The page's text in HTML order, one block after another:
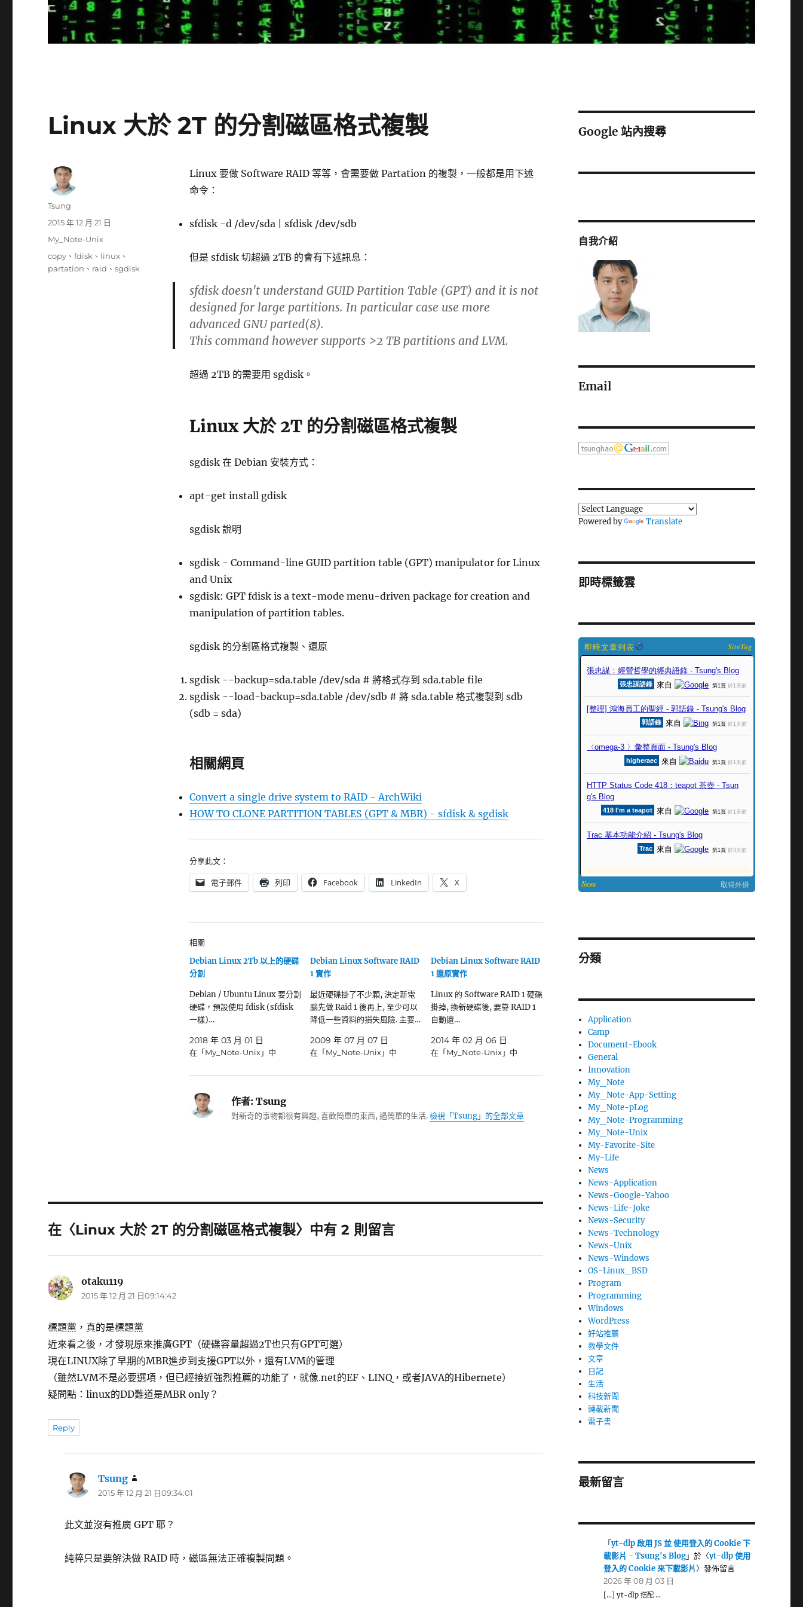
Linux 大於 2T 的分割磁區格式複製
Linux 要做 Software RAID 等等，會需要做 Partation 的複製，一般都是用下述
命令：
sfdisk -d /dev/sda | sfdisk /dev/sdb
但是 sfdisk 切超過 2TB 的會有下述訊息：
sfdisk doesn't understand GUID Partition Table (GPT) and it is not
designed for large partitions. In particular case use more
advanced GNU parted(8).
This command however supports >2 TB partitions and LVM.
超過 2TB 的需要用 sgdisk。
Linux 大於 2T 的分割磁區格式複製
sgdisk 在 Debian 安裝方式：
apt-get install gdisk
sgdisk 說明
sgdisk - Command-line GUID partition table (GPT) manipulator for Linux
and Unix
sgdisk: GPT fdisk is a text-mode menu-driven package for creation and
manipulation of partition tables.
sgdisk 的分割區格式複製、還原
sgdisk --backup=sda.table /dev/sda # 將格式存到 sda.table file
sgdisk --load-backup=sda.table /dev/sdb # 將 sda.table 格式複製到 sdb
(sdb = sda)
相關網頁
Convert a single drive system to RAID - ArchWiki
HOW TO CLONE PARTITION TABLES (GPT & MBR) - sfdisk & sgdisk
分享此文：
電子郵件 列印 Facebook LinkedIn X
相關
Debian Linux 2Tb 以上的硬碟
分割
Debian / Ubuntu Linux 要分割
硬碟，預設使用 fdisk (sfdisk
一樣)…
2018 年 03 月 01 日
在「My_Note-Unix」中
Debian Linux Software RAID
1 實作
最近硬碟掛了不少顆, 決定新電
腦先做 Raid 1 後再上, 至少可以
降低一些資料的損失風險. 主要…
2009 年 07 月 07 日
在「My_Note-Unix」中
Debian Linux Software RAID
1 還原實作
Linux 的 Software RAID 1 硬碟
掛掉, 換新硬碟後, 要靠 RAID 1
自動還…
2014 年 02 月 06 日
在「My_Note-Unix」中
作者:Tsung
對新奇的事物都很有興趣, 喜歡簡單的東西, 過簡單的生活.檢視「Tsung」的全部文章
作
Tsung
發
日
期:
2015 年 12 月 21 日
分
My_Note-Unix
標
籤
copy 、fdisk 、 linux 、
partation 、 raid 、sgdisk
在〈Linux 大於 2T 的分割磁區格式複製〉中有 2 則留言
otaku119
示:
2015 年 12 月 21 日09:14:42
標題黨，真的是標題黨
近來看之後，才發現原來推廣GPT（硬碟容量超過2T也只有GPT可選）
現在LINUX除了早期的MBR進步到支援GPT以外，還有LVM的管理
（雖然LVM不是必要選項，但已經接近強烈推薦的功能了，就像.net的EF、LINQ，或者JAVA的Hibernete）
疑問點：linux的DD難道是MBR only？
Reply
Tsung
示:
2015 年 12 月 21 日09:34:01
此文並沒有推廣 GPT 耶？
純粹只是要解決做 RAID 時，磁區無法正確複製問題。
Google 站內搜尋
自我介紹
Email
Powered by Translate
即時標籤雲
SiteTag
分類
Application
Camp
Document-Ebook
General
Innovation
My_Note
My_Note-App-Setting
My_Note-pLog
My_Note-Programming
My_Note-Unix
My-Favorite-Site
My-Life
News
News-Application
News-Google-Yahoo
News-Life-Joke
News-Security
News-Technology
News-Unix
News-Windows
OS-Linux_BSD
Program
Programming
Windows
WordPress
好站推薦
教學文件
文章
日記
生活
科技新聞
轉載新聞
電子書
最新留言
「yt-dlp 啟用 JS 並 使用登入的 Cookie 下
載影片 - Tsung's Blog」於〈yt-dlp 使用
登入的 Cookie 來下載影片〉發佈留言
2026 年 08 月 03 日
[…] yt-dlp 搭配 …